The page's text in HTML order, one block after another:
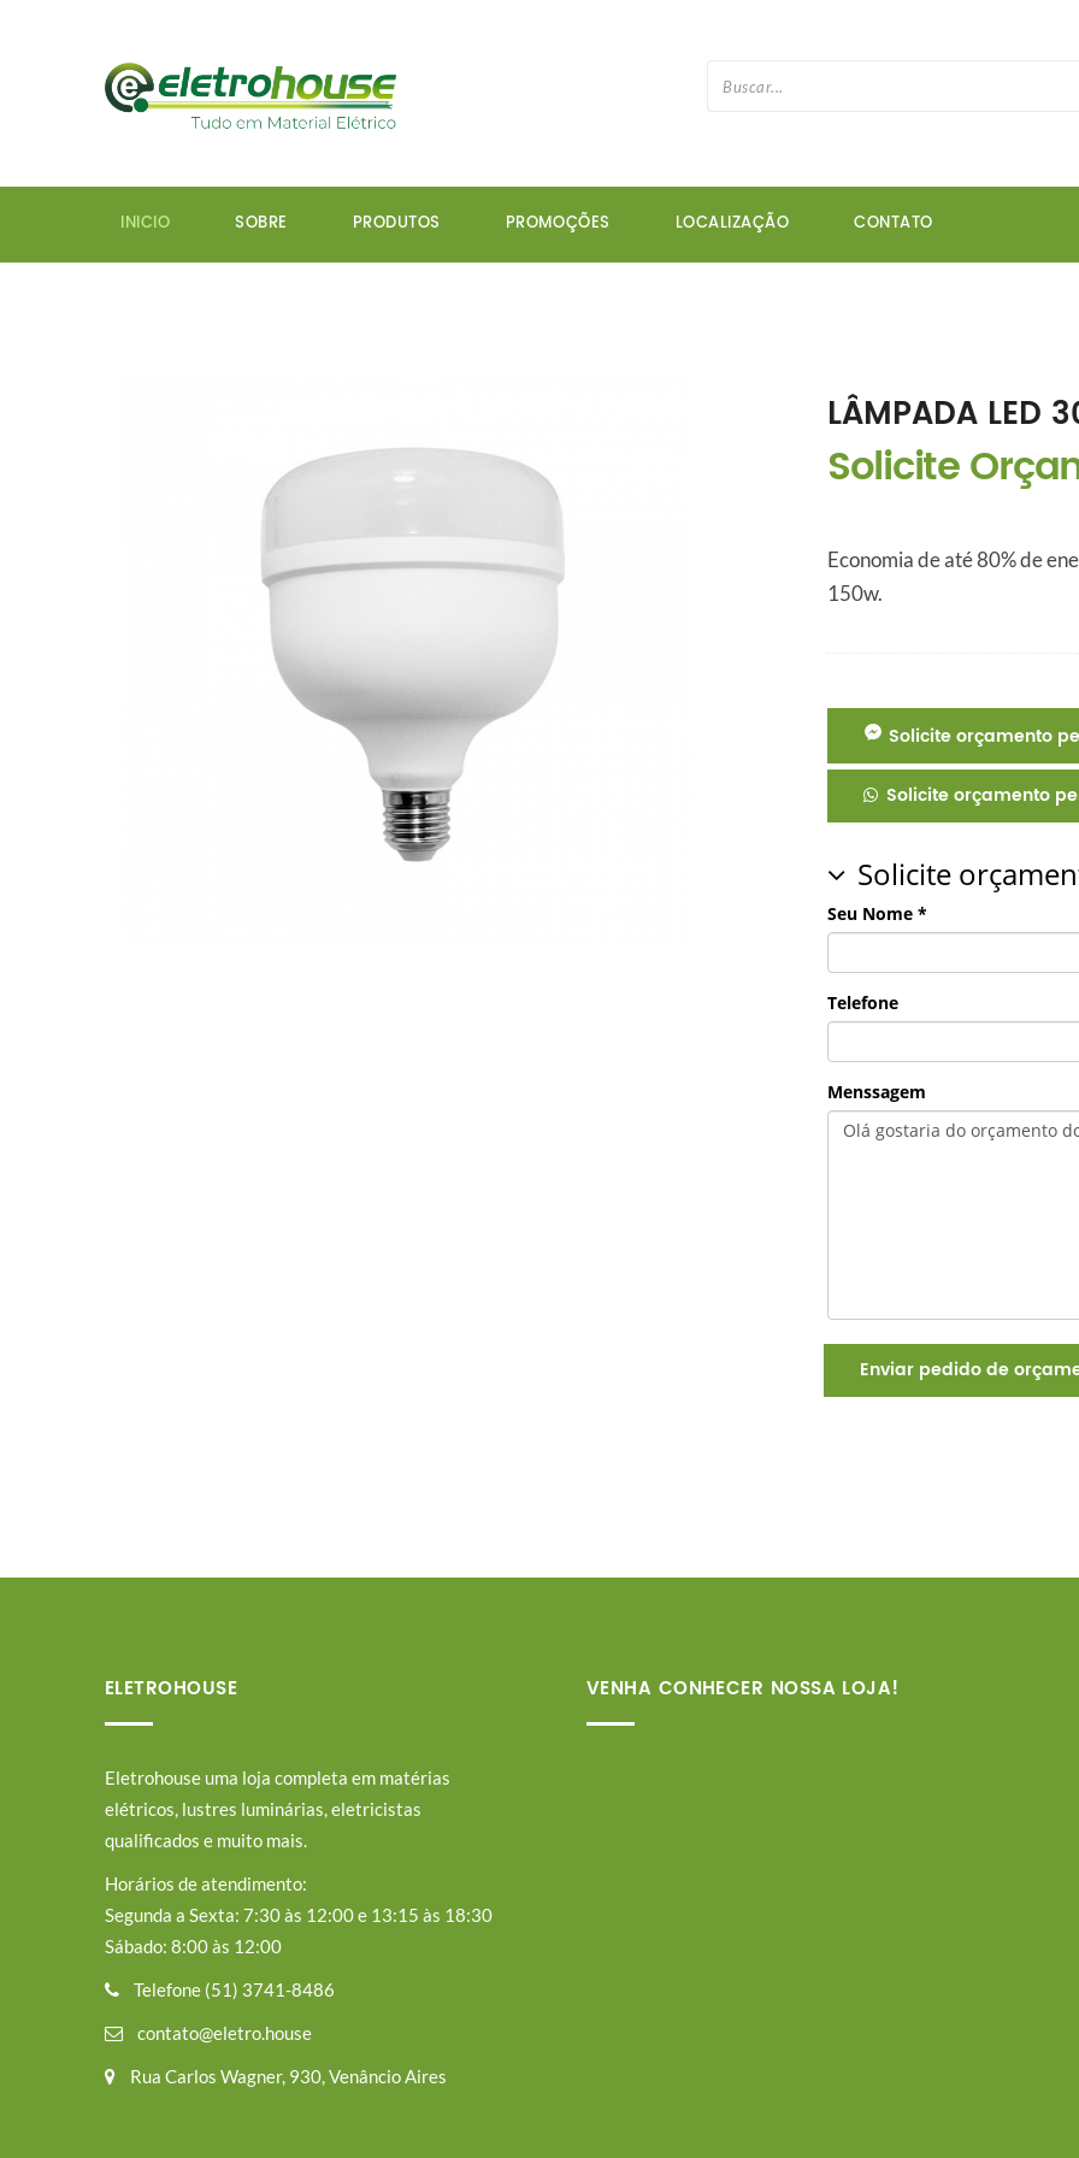
INICIO SOBRE PRODUTOS PROMOÇÕES LOCALIZAÇÃO CONTATO
LÂMPADA LED
Solicite
Economia de até 80% de
150w.
Solicite orçamento
Solicite orçamento
Solicite
Seu Nome *
Telefone
Menssagem
Enviar pedido de
ELETROHOUSE
Eletrohouse uma loja completa em matérias
elétricos, lustres luminárias, eletricistas
qualificados e muito mais.
Horários de atendimento:
Segunda a Sexta: 7:30 às 12:00 e 13:15 às 18:30
Sábado: 8:00 às 12:00
Telefone (51) 3741-8486
contato@eletro.house
Rua Carlos Wagner, 930, Venâncio Aires
VENHA CONHECER NOSSA LOJA!